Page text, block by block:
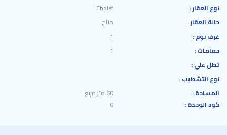
نوع العقار :
Chalet
حالة العقار :
متاح
غرف نوم :
حمامات :
تطل علي :
نوع التشطيب :
المساحة :
60 متر مربع
كود الوحدة :